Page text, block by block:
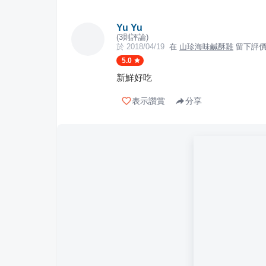
Yu Yu
(3則評論)
於 2018/04/19 在 山珍海味鹹酥雞 留下評價
5.0
新鮮好吃
表示讚賞 分享